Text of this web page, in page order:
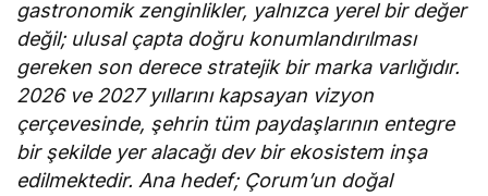
gastronomik zenginlikler, yalnızca yerel bir değer
değil; ulusal çapta doğru konumlandırılması
gereken son derece stratejik bir marka varlığıdır.
2026 ve 2027 yıllarını kapsayan vizyon
çerçevesinde, şehrin tüm paydaşlarının entegre
bir şekilde yer alacağı dev bir ekosistem inşa
edilmektedir. Ana hedef; Çorum’un doğal